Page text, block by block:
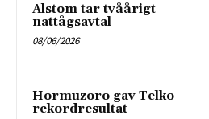
Alstom tar tvåårigt
nattågsavtal
08/06/2026
Hormuzoro gav Telko
rekordresultat